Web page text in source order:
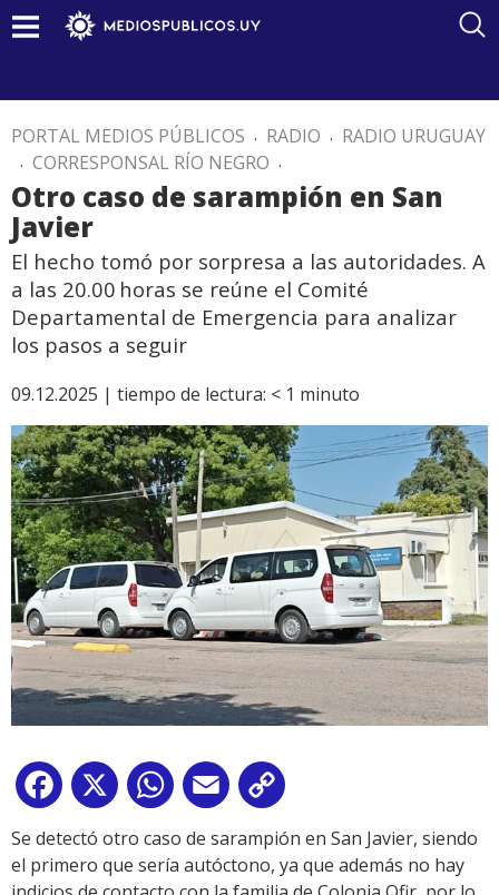
PORTAL MEDIOS PÚBLICOS . RADIO . RADIO URUGUAY
. CORRESPONSAL RÍO NEGRO .
Otro caso de sarampión en San
Javier
El hecho tomó por sorpresa a las autoridades. A
a las 20.00 horas se reúne el Comité
Departamental de Emergencia para analizar
los pasos a seguir
09.12.2025 | tiempo de lectura: < 1 minuto
Facebook
X WhatsApp
Email
Link
Se detectó otro caso de sarampión en San Javier, siendo
el primero que sería autóctono, ya que además no hay